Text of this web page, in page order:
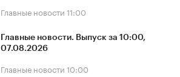
Главные новости 11:00
Главные новости. Выпуск за 10:00,
07.08.2026
Главные новости 10:00